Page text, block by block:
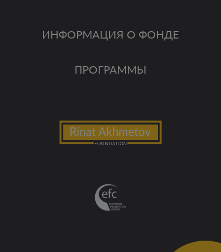
ИНФОРМАЦИЯ О ФОНДЕ
ПРОГРАММЫ